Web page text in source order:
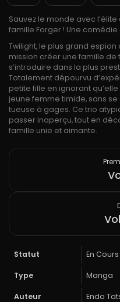
Sauvez le monde avec
famille Forger ! Une
Twilight, le plus grand
mission créer une famille
s’introduire dans la plus
Totalement dépourvu
petite fille en ignorant
jeune femme timide, sans
tueuse à gages. Ce trio
passer inaperçu, tout en
famille unie et aimante.
Statut En Cours
Type Manga
Auteur Endo